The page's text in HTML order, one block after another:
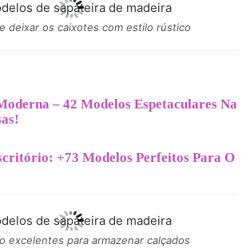
deixar os caixotes com estilo rústico
– 42 Modelos Espetaculares Na
+73 Modelos Perfeitos Para O
excelentes para armazenar calçados